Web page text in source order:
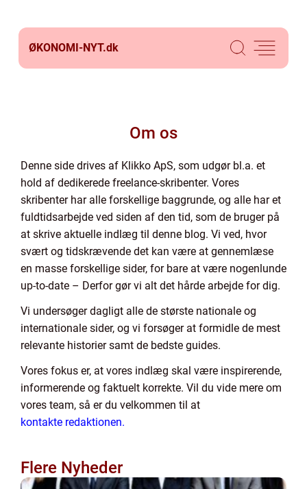
ØKONOMI-NYT.dk
Om os
Denne side drives af Klikko ApS, som udgør bl.a. et
hold af dedikerede freelance-skribenter. Vores
skribenter har alle forskellige baggrunde, og alle har et
fuldtidsarbejde ved siden af den tid, som de bruger på
at skrive aktuelle indlæg til denne blog. Vi ved, hvor
svært og tidskrævende det kan være at gennemlæse
en masse forskellige sider, for bare at være nogenlunde
up-to-date – Derfor gør vi alt det hårde arbejde for dig.
Vi undersøger dagligt alle de største nationale og
internationale sider, og vi forsøger at formidle de mest
relevante historier samt de bedste guides.
Vores fokus er, at vores indlæg skal være inspirerende,
informerende og faktuelt korrekte. Vil du vide mere om
vores team, så er du velkommen til at
kontakte redaktionen.
Flere Nyheder